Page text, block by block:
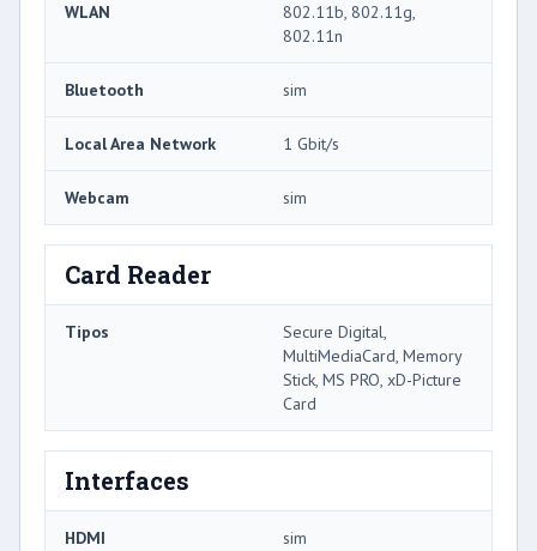
WLAN
802.11b, 802.11g,
802.11n
Bluetooth sim
Local Area Network 1 Gbit/s
Webcam sim
Card Reader
Tipos
Secure Digital,
MultiMediaCard, Memory
Stick, MS PRO, xD-Picture
Card
Interfaces
HDMI sim